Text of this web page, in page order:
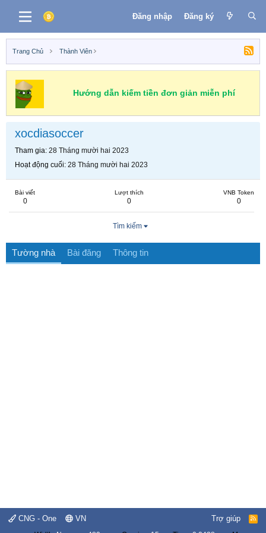
Đăng nhập Đăng ký
Trang Chủ Thành Viên
Hướng dẫn kiếm tiền đơn giản miễn phí
xocdiasoccer
Tham gia 28 Tháng mười hai 2023
Hoạt động cuối 28 Tháng mười hai 2023
Bài viết
0
Lượt thích
0
VNB Token
0
Tìm kiếm
Tường nhà Bài đăng Thông tin
CNG - One VN Trợ giúp
R